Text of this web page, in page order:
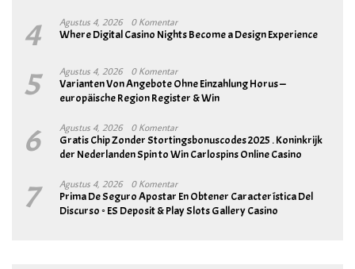
4 Agustus 4, 2026 0 Komentar
Where Digital Casino Nights Become a Design Experience
5 Agustus 4, 2026 0 Komentar
Varianten Von Angebote Ohne Einzahlung Horus —
europäische Region Register & Win
6 Agustus 4, 2026 0 Komentar
Gratis Chip Zonder Stortingsbonuscodes 2025 . Koninkrijk
der Nederlanden Spin to Win Carlospins Online Casino
7 Agustus 4, 2026 0 Komentar
Prima De Seguro Apostar En Obtener Característica Del
Discurso ◦ ES Deposit & Play Slots Gallery Casino